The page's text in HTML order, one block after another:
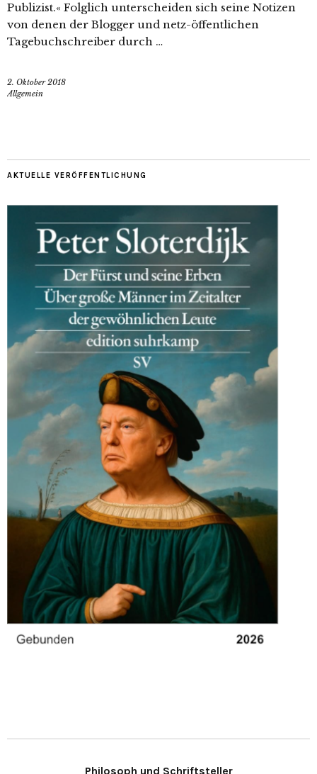
Publizist.« Folglich unterscheiden sich seine Notizen
von denen der Blogger und netz-öffentlichen
Tagebuchschreiber durch …
2. Oktober 2018
Allgemein
AKTUELLE VERÖFFENTLICHUNG
Philosoph und Schriftsteller